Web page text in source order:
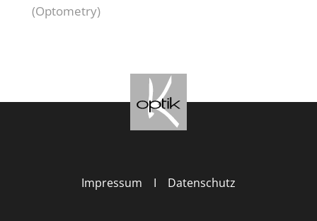
(Optometry)
Impressum I Datenschutz